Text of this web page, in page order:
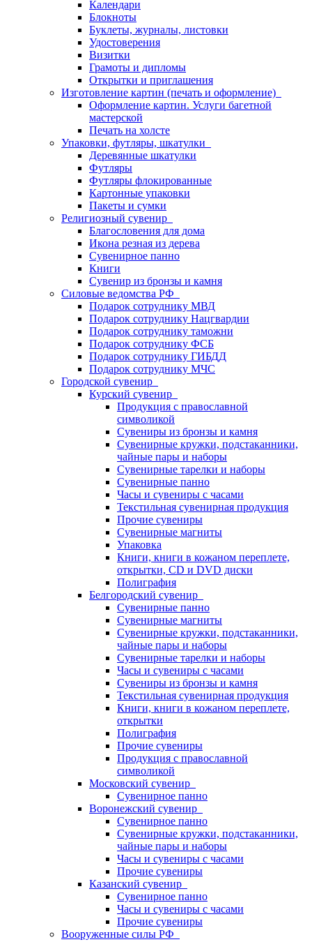
Календари
Блокноты
Буклеты, журналы, листовки
Удостоверения
Визитки
Грамоты и дипломы
Открытки и приглашения
Изготовление картин (печать и оформление)
Оформление картин. Услуги багетной
мастерской
Печать на холсте
Упаковки, футляры, шкатулки
Деревянные шкатулки
Футляры
Футляры флокированные
Картонные упаковки
Пакеты и сумки
Религиозный сувенир
Благословения для дома
Икона резная из дерева
Сувенирное панно
Книги
Сувенир из бронзы и камня
Силовые ведомства РФ
Подарок сотруднику МВД
Подарок сотруднику Нацгвардии
Подарок сотруднику таможни
Подарок сотруднику ФСБ
Подарок сотруднику ГИБДД
Подарок сотруднику МЧС
Городской сувенир
Курский сувенир
Продукция с православной
символикой
Сувениры из бронзы и камня
Сувенирные кружки, подстаканники,
чайные пары и наборы
Сувенирные тарелки и наборы
Сувенирные панно
Часы и сувениры с часами
Текстильная сувенирная продукция
Прочие сувениры
Сувенирные магниты
Упаковка
Книги, книги в кожаном переплете,
открытки, CD и DVD диски
Полиграфия
Белгородский сувенир
Сувенирные панно
Сувенирные магниты
Сувенирные кружки, подстаканники,
чайные пары и наборы
Сувенирные тарелки и наборы
Часы и сувениры с часами
Сувениры из бронзы и камня
Текстильная сувенирная продукция
Книги, книги в кожаном переплете,
открытки
Полиграфия
Прочие сувениры
Продукция с православной
символикой
Московский сувенир
Сувенирное панно
Воронежский сувенир
Сувенирное панно
Сувенирные кружки, подстаканники,
чайные пары и наборы
Часы и сувениры с часами
Прочие сувениры
Казанский сувенир
Сувенирное панно
Часы и сувениры с часами
Прочие сувениры
Вооруженные силы РФ